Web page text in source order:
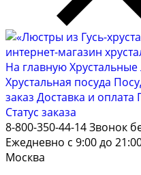
На главную
Хрустальная посуда
заказ Доставка и оплата
Cтатус заказа
8-800-350-44-14Звонок
Ежедневно с 9:00 до
Москва